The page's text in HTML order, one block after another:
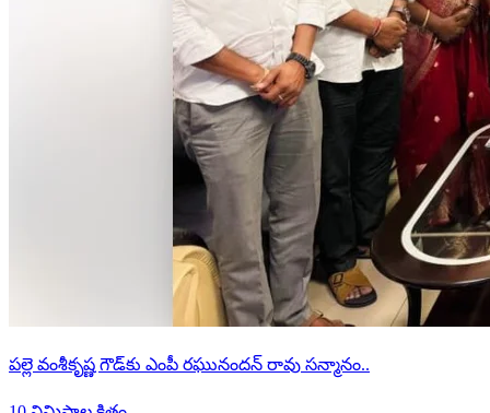
పల్లె వంశీకృష్ణ గౌడ్‌కు ఎంపీ రఘునందన్ రావు సన్మానం..